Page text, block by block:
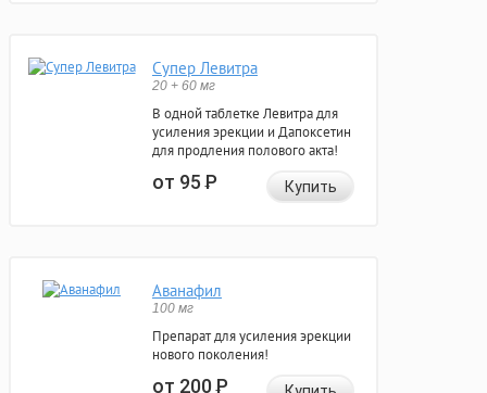
Супер Левитра
20 + 60 мг
В одной таблетке Левитра для
усиления эрекции и Дапоксетин
для продления полового акта!
от 95Р Купить
Аванафил
100 мг
Препарат для усиления эрекции
нового поколения!
от 200Р